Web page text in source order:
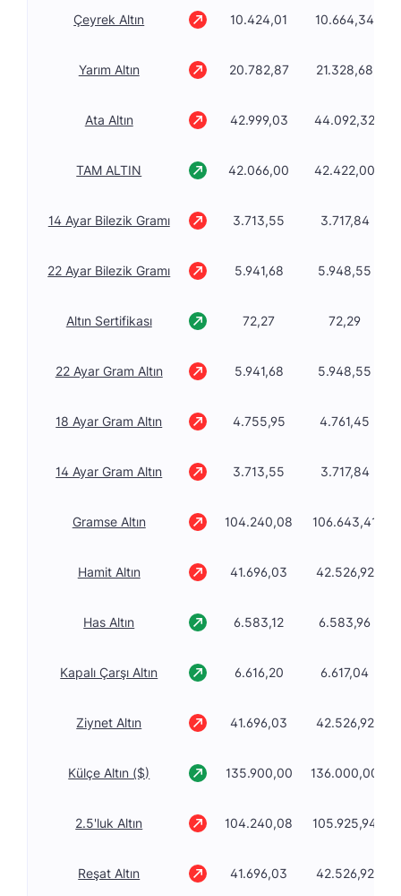
Çeyrek Altın 10.424,01 10.664,34
Yarım Altın 20.782,87 21.328,68
Ata Altın 42.999,03 44.092,32
TAM ALTIN 42.066,00 42.422,00
14 Ayar Bilezik Gramı 3.713,55 3.717,84
22 Ayar Bilezik Gramı 5.941,68 5.948,55
Altın Sertifikası 72,27 72,29
22 Ayar Gram Altın 5.941,68 5.948,55
18 Ayar Gram Altın 4.755,95 4.761,45
14 Ayar Gram Altın 3.713,55 3.717,84
Gramse Altın 104.240,08 106.643,41
Hamit Altın 41.696,03 42.526,92
Has Altın 6.583,12 6.583,96
Kapalı Çarşı Altın 6.616,20 6.617,04
Ziynet Altın 41.696,03 42.526,92
Külçe Altın ($) 135.900,00 136.000,00
2.5'luk Altın 104.240,08 105.925,94
Reşat Altın 41.696,03 42.526,92